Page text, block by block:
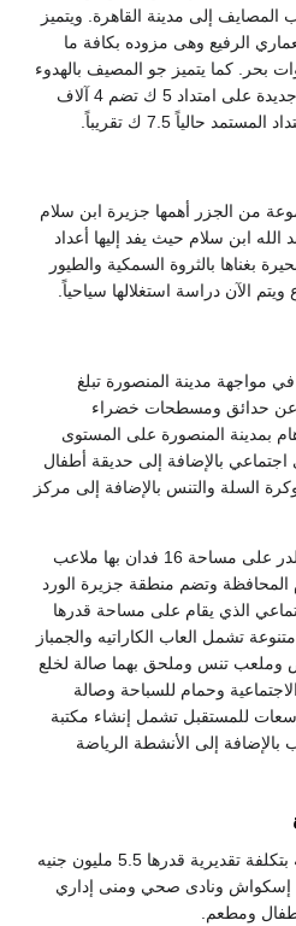
اقر ب المصايف إلى مدينة القاهرة. ويتميز
الرفيع وهى مزوده بكافة ما
كما يتميز جو المصيف بالهدوء
والراحة وقد تم تخطيط منطقة جديدة على امتداد 5 ك تضم 4 آلاف
7.5 ك تقريباً.
من الجزر أهمها جزيرة ابن سلام
ابن سلام حيث يفد إليها أعداد
بغناها بالثروة السمكية والطيور
الآن دراسة استغلالها سياحياً.
مدينة المنصورة تبلغ
عبارة عن حدائق ومسطحات خضراء
المنصورة على المستوى
بالإضافة إلى حديقة أطفال
السلة والتنس بالإضافة إلى مركز
كما تضم الجزيرة حديقة شجر الدر على مساحة 16 فدان بها ملاعب
وتضم منطقة جزيرة الورد
الذي يقام على مساحة قدرها
تشمل العاب الكاراتيه والجمباز
تنس وملحق بهما صالة لخلع
وحمام للسباحة وصالة
للمستقبل تشمل إنشاء مكتبة
إلى الأنشطة الرياضة
يقام على مساحة قدرها 4 أفدنه بتكلفة تقديرية قدرها 5.5 مليون جنيه
ونادى صحي ومنى إداري
ومطعم.